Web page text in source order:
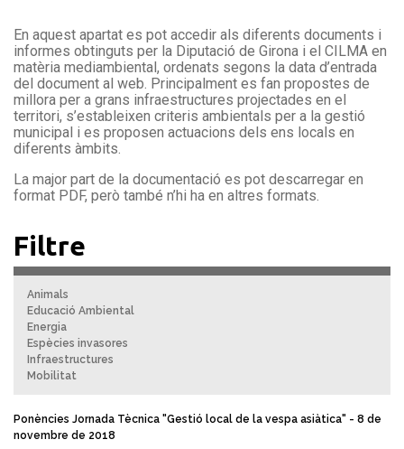
En aquest apartat es pot accedir als diferents documents i
informes obtinguts per la Diputació de Girona i el CILMA en
matèria mediambiental, ordenats segons la data d’entrada
del document al web. Principalment es fan propostes de
millora per a grans infraestructures projectades en el
territori, s’estableixen criteris ambientals per a la gestió
municipal i es proposen actuacions dels ens locals en
diferents àmbits.
La major part de la documentació es pot descarregar en
format PDF, però també n’hi ha en altres formats.
Filtre
Animals
Educació Ambiental
Energia
Espècies invasores
Infraestructures
Mobilitat
Ponències Jornada Tècnica "Gestió local de la vespa asiàtica" - 8 de
novembre de 2018